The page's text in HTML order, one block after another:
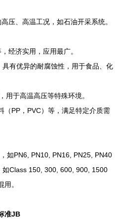
压、高温工况，如石油开采系统。
经济实用，应用最广。
具有优异的耐腐蚀性，用于食品、化
用于高温高压等特殊环境。
（PP，PVC）等，满足特定介质需
，如PN6, PN10, PN16, PN25, PN40
如Class 150, 300, 600, 900, 1500
。
准JB